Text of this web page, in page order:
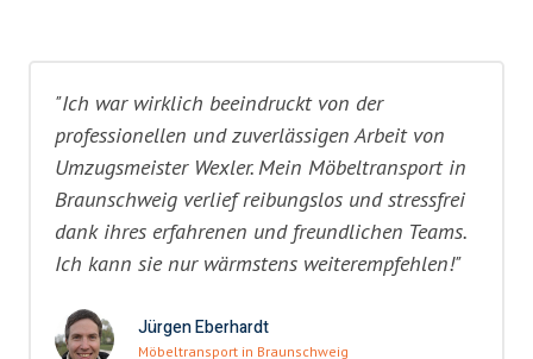
"Ich war wirklich beeindruckt von der
professionellen und zuverlässigen Arbeit von
Umzugsmeister Wexler. Mein Möbeltransport in
Braunschweig verlief reibungslos und stressfrei
dank ihres erfahrenen und freundlichen Teams.
Ich kann sie nur wärmstens weiterempfehlen!"
Jürgen Eberhardt
Möbeltransport in Braunschweig